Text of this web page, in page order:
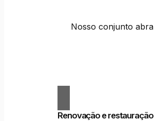
Nosso conjunto
Renovação e restauração